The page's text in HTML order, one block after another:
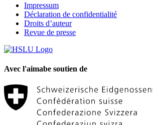
Impressum
Déclaration de confidentialité
Droits d’auteur
Revue de presse
Avec l'aimabe soutien de